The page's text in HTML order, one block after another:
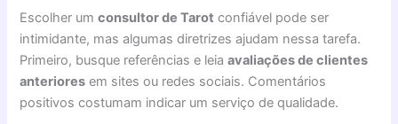
Escolher umconsultor de Tarot confiável pode ser
intimidante, mas algumas diretrizes ajudam nessa tarefa.
Primeiro, busque referências e leiaavaliações de clientes
anteriores em sites ou redes sociais. Comentários
positivos costumam indicar um serviço de qualidade.